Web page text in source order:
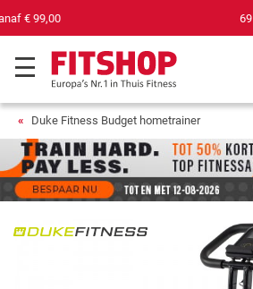
69 filialen met 75 eigen
Duke Fitness Budget hometrainer